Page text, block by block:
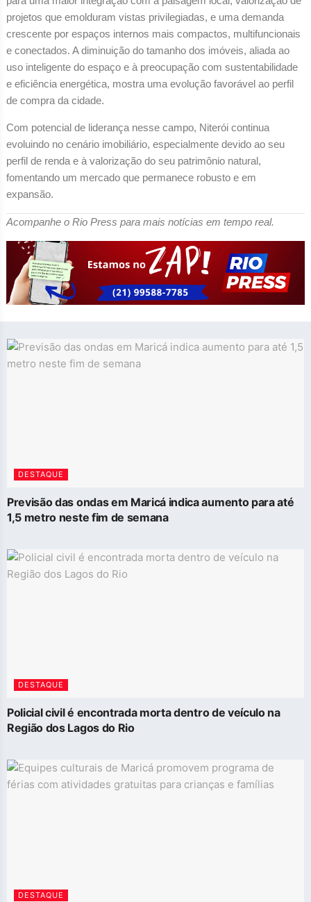
projetos que emolduram vistas privilegiadas, e uma demanda
crescente por espaços internos mais compactos, multifuncionais
e conectados. A diminuição do tamanho dos imóveis, aliada ao
uso inteligente do espaço e à preocupação com sustentabilidade
e eficiência energética, mostra uma evolução favorável ao perfil
de compra da cidade.
Com potencial de liderança nesse campo, Niterói continua
evoluindo no cenário imobiliário, especialmente devido ao seu
perfil de renda e à valorização do seu patrimônio natural,
fomentando um mercado que permanece robusto e em
expansão.
Acompanhe o Rio Press para mais notícias em tempo real.
DESTAQUE
Previsão das ondas em Maricá indica aumento para até
1,5 metro neste fim de semana
DESTAQUE
Policial civil é encontrada morta dentro de veículo na
Região dos Lagos do Rio
DESTAQUE